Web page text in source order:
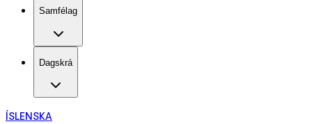
Samfélag
Dagskrá
ÍSLENSKA